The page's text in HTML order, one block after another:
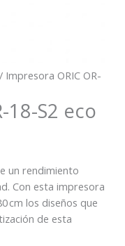
/ Impresora ORIC OR-
18-S2 eco
un rendimiento
Con esta impresora
cm los diseños que
de esta